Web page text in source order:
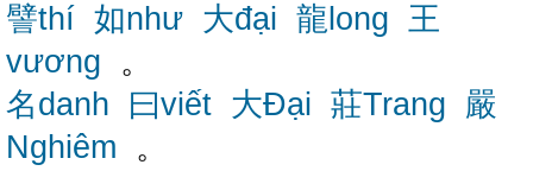
譬thí 如như 大đại 龍long 王
vương 。
名danh
曰viết 大Đại 莊Trang
嚴
Nghiêm 。